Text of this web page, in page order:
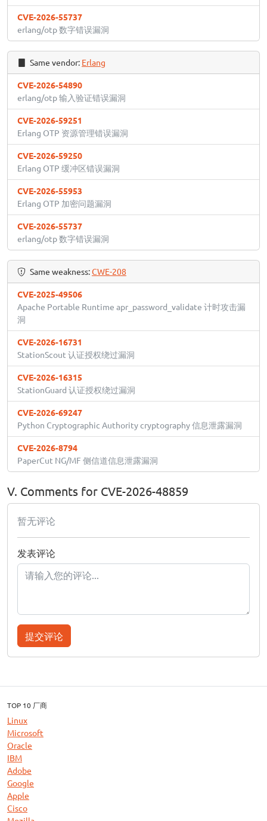
CVE-2026-55737
erlang/otp 数字错误漏洞
Same vendor: Erlang
CVE-2026-54890
erlang/otp 输入验证错误漏洞
CVE-2026-59251
Erlang OTP 资源管理错误漏洞
CVE-2026-59250
Erlang OTP 缓冲区错误漏洞
CVE-2026-55953
Erlang OTP 加密问题漏洞
CVE-2026-55737
erlang/otp 数字错误漏洞
Same weakness:CWE-208
CVE-2025-49506
Apache Portable Runtime apr_password_validate 计时攻击漏
洞
CVE-2026-16731
StationScout 认证授权绕过漏洞
CVE-2026-16315
StationGuard 认证授权绕过漏洞
CVE-2026-69247
Python Cryptographic Authority cryptography 信息泄露漏洞
CVE-2026-8794
PaperCut NG/MF 侧信道信息泄露漏洞
V. Comments for CVE-2026-48859
暂无评论
发表评论
提交评论
TOP 10 厂商
Linux
Microsoft
Oracle
IBM
Adobe
Google
Apple
Cisco